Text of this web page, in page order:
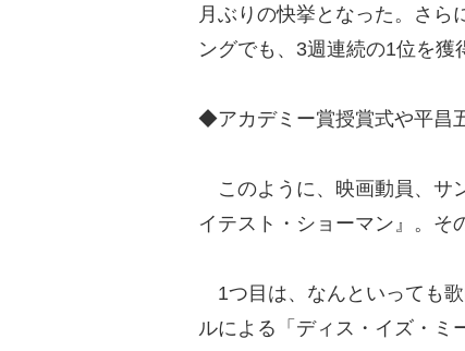
月ぶりの快挙となった。さら
ングでも、3週連続の1位を獲
◆アカデミー賞授賞式や平昌
このように、映画動員、サ
イテスト・ショーマン』。そ
1つ目は、なんといっても
ルによる「ディス・イズ・ミ